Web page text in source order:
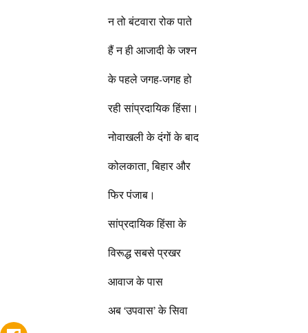
न तो बंटवारा रोक पाते
हैं न ही आजादी के जश्न
के पहले जगह-जगह हो
रही सांप्रदायिक हिंसा।
नोवाखली के दंगों के बाद
कोलकाता, बिहार और
फिर पंजाब।
सांप्रदायिक हिंसा के
विरूद्ध सबसे प्रखर
आवाज के पास
अब ‘उपवास’ के सिवा